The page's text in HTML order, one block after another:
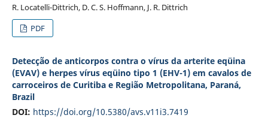
R. Locatelli-Dittrich, D. C. S. Hoffmann, J. R. Dittrich
PDF
Detecção de anticorpos contra o vírus da arterite eqüina
(EVAV) e herpes vírus eqüino tipo 1 (EHV-1) em cavalos de
carroceiros de Curitiba e Região Metropolitana, Paraná,
Brazil
DOI: https://doi.org/10.5380/avs.v11i3.7419